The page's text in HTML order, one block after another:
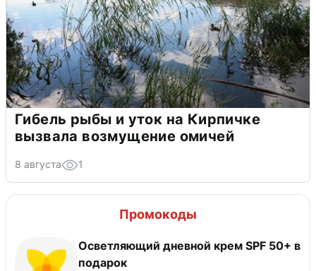
Гибель рыбы и уток на Кирпичке
вызвала возмущение омичей
8 августа 1
Промокоды
Осветляющий дневной крем SPF 50+ в
подарок